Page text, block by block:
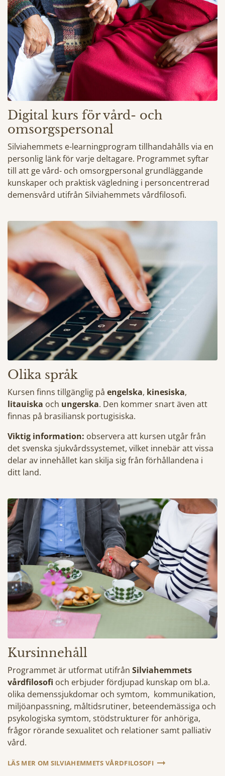
Digital kurs för vård- och
omsorgspersonal
Silviahemmets e-learningprogram tillhandahålls via en
personlig länk för varje deltagare. Programmet syftar
till att ge vård- och omsorgpersonal grundläggande
kunskaper och praktisk vägledning i personcentrerad
demensvård utifrån Silviahemmets vårdfilosofi.
Olika språk
Kursen finns tillgänglig på engelska, kinesiska,
litauiska och ungerska. Den kommer snart även att
finnas på brasiliansk portugisiska.
Viktig information: observera att kursen utgår från
det svenska sjukvårdssystemet, vilket innebär att vissa
delar av innehållet kan skilja sig från förhållandena i
ditt land.
Kursinnehåll
Programmet är utformat utifrån Silviahemmets
vårdfilosofi och erbjuder fördjupad kunskap om bl.a.
olika demenssjukdomar och symtom, kommunikation,
miljöanpassning, måltidsrutiner, beteendemässiga och
psykologiska symtom, stödstrukturer för anhöriga,
frågor rörande sexualitet och relationer samt palliativ
vård.
LÄS MER OM SILVIAHEMMETS VÅRDFILOSOFI